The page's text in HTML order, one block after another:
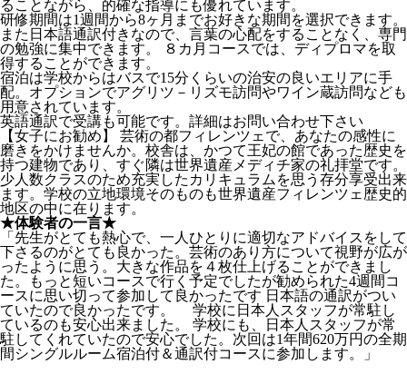
ることながら、的確な指導にも優れています。
研修期間は1週間から8ヶ月までお好きな期間を選択できます。
また日本語通訳付きなので、言葉の心配をすることなく、専門
の勉強に集中できます。 ８カ月コースでは、ディプロマを取
得することができます。
宿泊は学校からはバスで15分くらいの治安の良いエリアに手
配。オプションでアグリツ－リズモ訪問やワイン蔵訪問なども
用意されています。
英語通訳で受講も可能です。詳細はお問い合わせ下さい
【女子にお勧め】 芸術の都フィレンツェで、あなたの感性に
磨きをかけませんか。校舎は、かつて王妃の館であった歴史を
持つ建物であり、すぐ隣は世界遺産メディチ家の礼拝堂です。
少人数クラスのため充実したカリキュラムを思う存分享受出来
ます。学校の立地環境そのものも世界遺産フィレンツェ歴史的
地区の中に在ります。
★体験者の一言★
「先生がとても熱心で、一人ひとりに適切なアドバイスをして
下さるのがとても良かった。芸術のあり方について視野が広が
ったように思う。大きな作品を４枚仕上げることができまし
た。もっと短いコースで行く予定でしたが勧められた4週間コ
ースに思い切って参加して良かったです 日本語の通訳がつい
ていたので良かったです。 学校に日本人スタッフが常駐し
ているのも安心出来ました。 学校にも、日本人スタッフが常
駐してくれていたので安心でした。次回は1年間620万円の全期
間シングルルーム宿泊付＆通訳付コースに参加します。」